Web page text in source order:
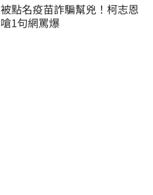
被點名疫苗詐騙幫兇！柯志恩
嗆1句網罵爆